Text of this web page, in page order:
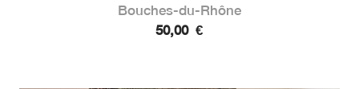
Bouches-du-Rhône
50,00 €